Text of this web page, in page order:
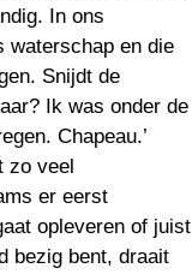
In ons
waterschap en die
Snijdt de
Ik was onder de
zo veel
er eerst
opleveren of juist
bezig bent, draait